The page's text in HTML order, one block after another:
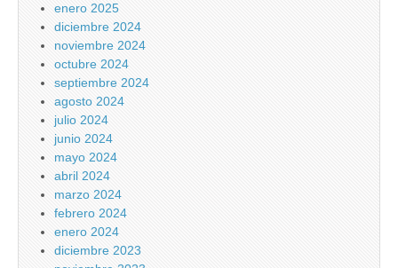
enero 2025
diciembre 2024
noviembre 2024
octubre 2024
septiembre 2024
agosto 2024
julio 2024
junio 2024
mayo 2024
abril 2024
marzo 2024
febrero 2024
enero 2024
diciembre 2023